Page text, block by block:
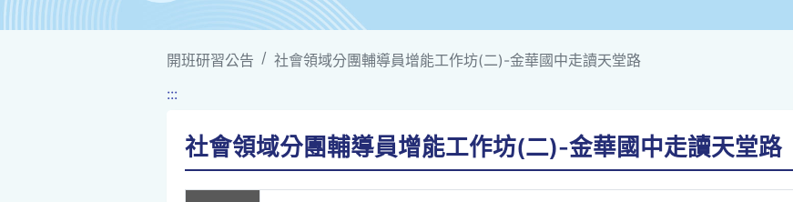
開班研習公告
社會領域分團輔導員增能工作坊(二)-金華國中走讀天堂路
:::
社會領域分團輔導員增能工作坊(二)-金華國中走讀天堂路